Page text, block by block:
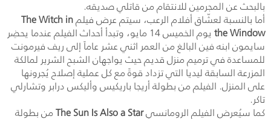
بالبحث عن المجرمين للانتقام من قاتلي صديقه.
أما بالنسبة لعشّاق أفلام الرعب، سيتم عرض فيلمThe Witch in
the Window يوم الخميس 14 مايو، وتبدأ أحداث الفيلم عندما يحضِر
سايمون ابنه فين البالغ من العمر اثني عشر عاماً إلى ريف فيرمونت
للمساعدة في ترميم منزل قديم حيث يواجهان الشبح الشرير لمالكة
المزرعة السابقة ليديا التي تزداد قوةً مع كل عملية إصلاح يُجرونها
على المنزل. الفيلم من بطولة أريجا باريكيس وأليكس درابر وتشارلي
تاكر.
كما سيُعرض الفيلم الرومانسيThe Sun Is Also a Starمن بطولة